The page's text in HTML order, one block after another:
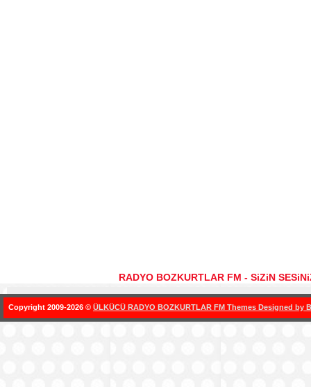
RADYO BOZKURTLAR FM - SiZiN
Copyright 2009-2026 © ÜLKÜCÜ RADYO BOZKURTLAR FM Themes Designed by